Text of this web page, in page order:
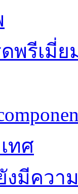
ดพรีเมี่
ทศ
งมีควา